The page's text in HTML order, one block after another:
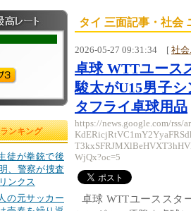
ンキング
徒が拳銃で後
、警察が捜査
ンクス
の元サッカー
タイ 三面記事・社会
2026-05-27 09:31:34 [ 社
卓球 WTTユース
駿太がU15男子
タフライ卓球用品
https://news.google.com/
WjQx?oc=5
卓球 WTTユーススタ